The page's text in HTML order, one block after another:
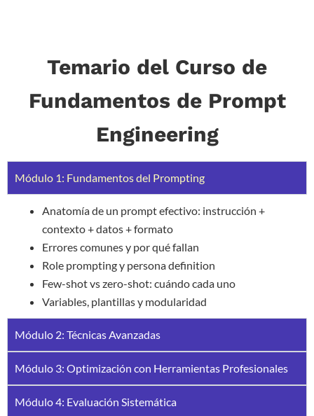
Temario del Curso de
Fundamentos de Prompt
Engineering
Módulo 1: Fundamentos del Prompting
Anatomía de un prompt efectivo: instrucción +
contexto + datos + formato
Errores comunes y por qué fallan
Role prompting y persona definition
Few-shot vs zero-shot: cuándo cada uno
Variables, plantillas y modularidad
Módulo 2: Técnicas Avanzadas
Módulo 3: Optimización con Herramientas Profesionales
Módulo 4: Evaluación Sistemática